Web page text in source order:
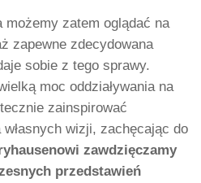
możemy zatem oglądać na
zapewne zdecydowana
sobie z tego sprawy.
moc oddziaływania na
zainspirować
wizji, zachęcając do
zawdzięczamy
przedstawień